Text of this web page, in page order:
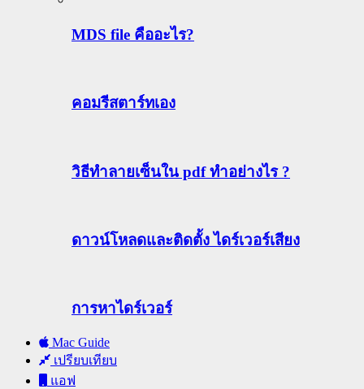
MDS file คืออะไร?
คอมรีสตาร์ทเอง
วิธีทําลายเซ็นใน pdf ทำอย่างไร ?
ดาวน์โหลดและติดตั้ง ไดร์เวอร์เสียง
การหาไดร์เวอร์
Mac Guide
เปรียบเทียบ
แอฟ